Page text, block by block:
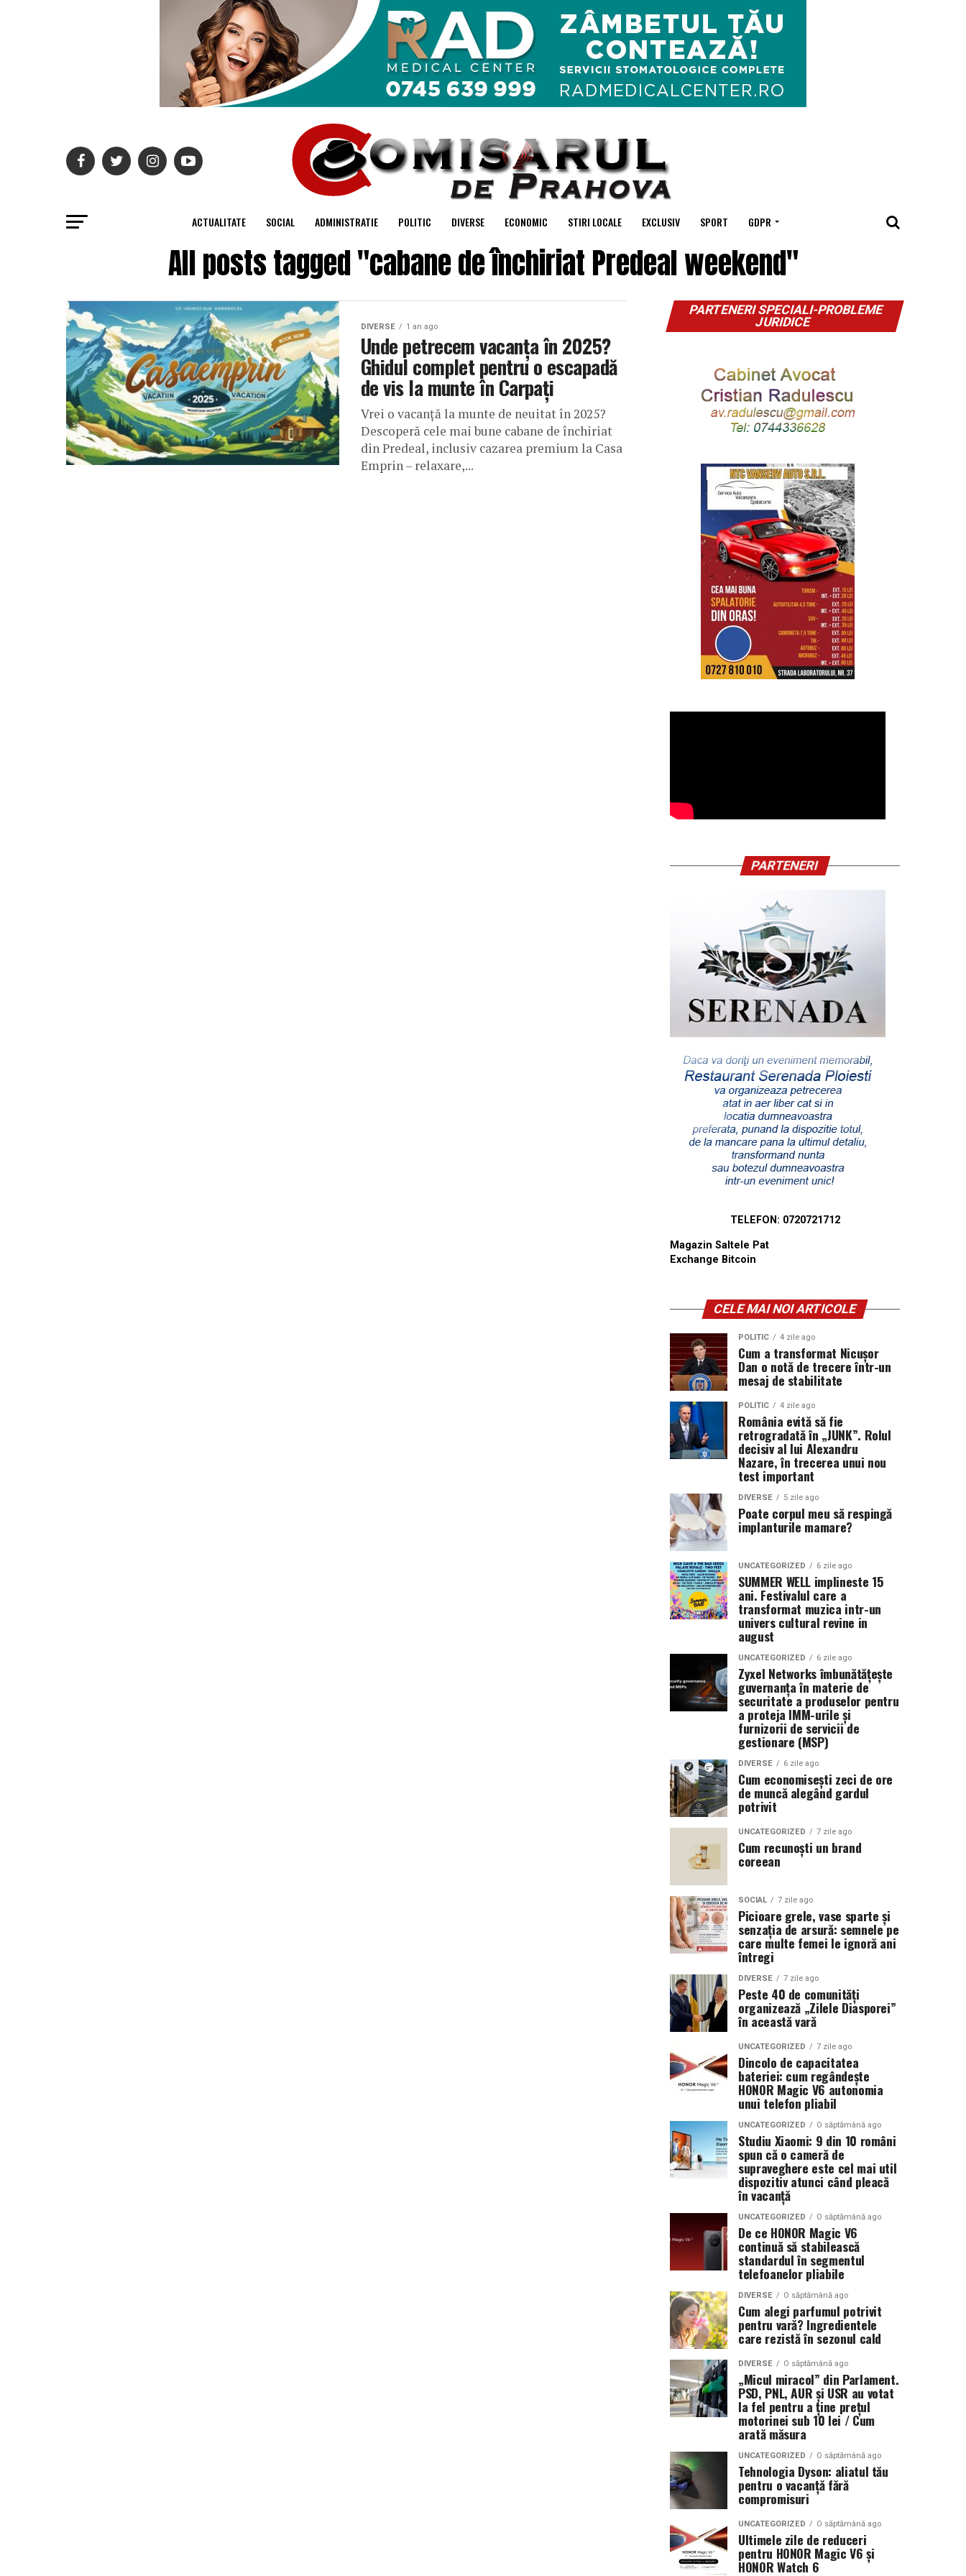
ACTUALITATE SOCIAL ADMINISTRATIE POLITIC DIVERSE ECONOMIC STIRI LOCALE EXCLUSIV SPORT GDPR
All posts tagged "cabane de închiriat Predeal weekend"
DIVERSE 1 an ago
Unde petrecem vacanța în 2025?
Ghidul complet pentru o escapadă
de vis la munte în Carpați
Vrei o vacanță la munte de neuitat în 2025?
Descoperă cele mai bune cabane de închiriat
din Predeal, inclusiv cazarea premium la Casa
Emprin – relaxare,...
PARTENERI SPECIALI-PROBLEME
JURIDICE
PARTENERI
TELEFON: 0720721712
Magazin Saltele Pat
Exchange Bitcoin
CELE MAI NOI ARTICOLE
POLITIC 4 zile ago
Cum a transformat Nicușor
Dan o notă de trecere într-un
mesaj de stabilitate
POLITIC 4 zile ago
România evită să fie
retrogradată în „JUNK”. Rolul
decisiv al lui Alexandru
Nazare, în trecerea unui nou
test important
DIVERSE 5 zile ago
Poate corpul meu să respingă
implanturile mamare?
UNCATEGORIZED 6 zile ago
SUMMER WELL implineste 15
ani. Festivalul care a
transformat muzica intr-un
univers cultural revine in
august
UNCATEGORIZED 6 zile ago
Zyxel Networks îmbunătățește
guvernanța în materie de
securitate a produselor pentru
a proteja IMM-urile și
furnizorii de servicii de
gestionare (MSP)
DIVERSE 6 zile ago
Cum economisești zeci de ore
de muncă alegând gardul
potrivit
UNCATEGORIZED 7 zile ago
Cum recunoști un brand
coreean
SOCIAL 7 zile ago
Picioare grele, vase sparte și
senzația de arsură: semnele pe
care multe femei le ignoră ani
întregi
DIVERSE 7 zile ago
Peste 40 de comunități
organizează „Zilele Diasporei”
în această vară
UNCATEGORIZED 7 zile ago
Dincolo de capacitatea
bateriei: cum regândește
HONOR Magic V6 autonomia
unui telefon pliabil
UNCATEGORIZED O săptămână ago
Studiu Xiaomi: 9 din 10 români
spun că o cameră de
supraveghere este cel mai util
dispozitiv atunci când pleacă
în vacanță
UNCATEGORIZED O săptămână ago
De ce HONOR Magic V6
continuă să stabilească
standardul în segmentul
telefoanelor pliabile
DIVERSE O săptămână ago
Cum alegi parfumul potrivit
pentru vară? Ingredientele
care rezistă în sezonul cald
DIVERSE O săptămână ago
„Micul miracol” din Parlament.
PSD, PNL, AUR și USR au votat
la fel pentru a ține prețul
motorinei sub 10 lei / Cum
arată măsura
UNCATEGORIZED O săptămână ago
Tehnologia Dyson: aliatul tău
pentru o vacanță fără
compromisuri
UNCATEGORIZED O săptămână ago
Ultimele zile de reduceri
pentru HONOR Magic V6 și
HONOR Watch 6